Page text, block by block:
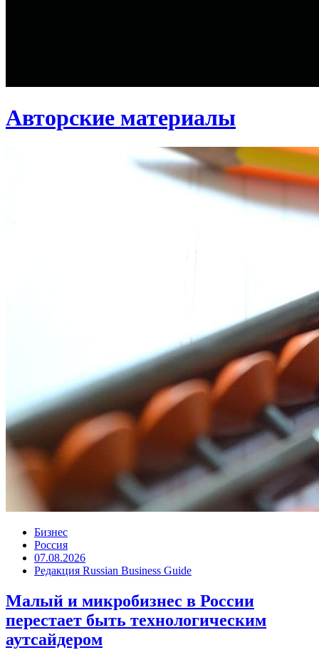
Авторские материалы
Бизнес
Россия
07.08.2026
Редакция Russian Business Guide
Малый и микробизнес в России
перестает быть технологическим
аутсайдером